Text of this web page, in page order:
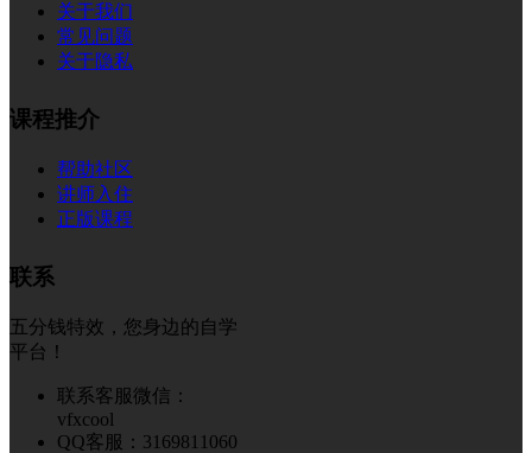
关于我们
常见问题
关于隐私
课程推介
帮助社区
讲师入住
正版课程
联系
五分钱特效，您身边的自学
平台！
联系客服微信：
vfxcool
QQ客服：3169811060